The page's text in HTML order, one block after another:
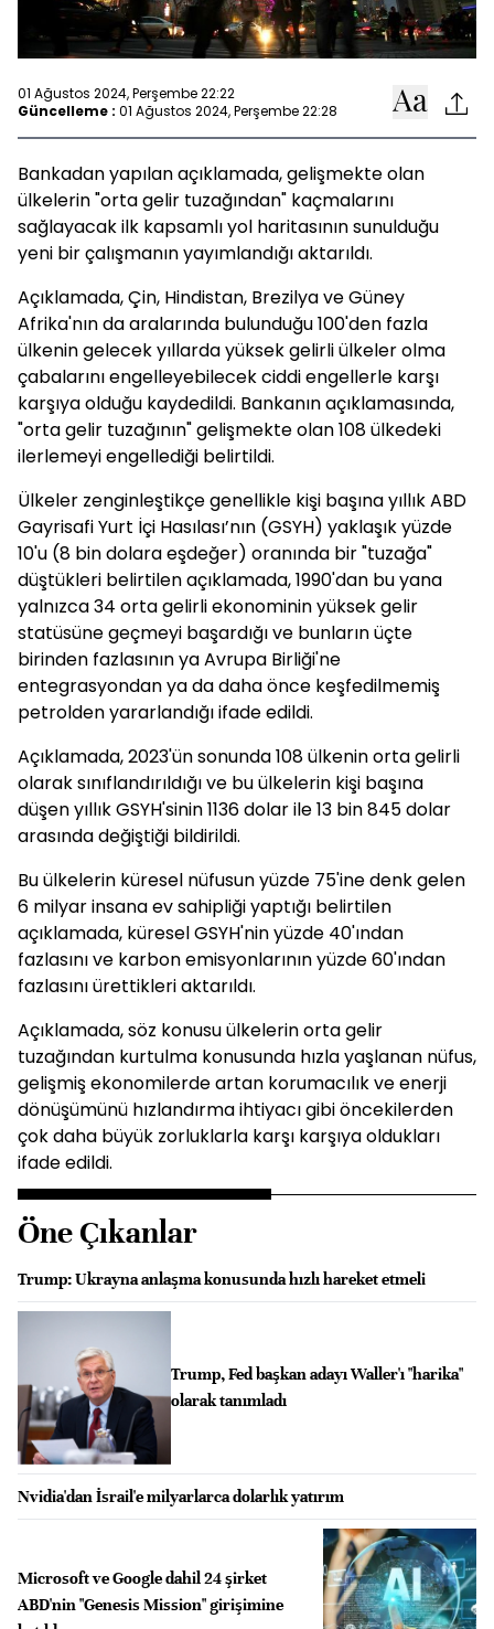
01 Ağustos 2024, Perşembe 22:22
Güncelleme : 01 Ağustos 2024, Perşembe 22:28
Bankadan yapılan açıklamada, gelişmekte olan
ülkelerin "orta gelir tuzağından" kaçmalarını
sağlayacak ilk kapsamlı yol haritasının sunulduğu
yeni bir çalışmanın yayımlandığı aktarıldı.
Açıklamada, Çin, Hindistan, Brezilya ve Güney
Afrika'nın da aralarında bulunduğu 100'den fazla
ülkenin gelecek yıllarda yüksek gelirli ülkeler olma
çabalarını engelleyebilecek ciddi engellerle karşı
karşıya olduğu kaydedildi. Bankanın açıklamasında,
"orta gelir tuzağının" gelişmekte olan 108 ülkedeki
ilerlemeyi engellediği belirtildi.
Ülkeler zenginleştikçe genellikle kişi başına yıllık ABD
Gayrisafi Yurt İçi Hasılası’nın (GSYH) yaklaşık yüzde
10'u (8 bin dolara eşdeğer) oranında bir "tuzağa"
düştükleri belirtilen açıklamada, 1990'dan bu yana
yalnızca 34 orta gelirli ekonominin yüksek gelir
statüsüne geçmeyi başardığı ve bunların üçte
birinden fazlasının ya Avrupa Birliği'ne
entegrasyondan ya da daha önce keşfedilmemiş
petrolden yararlandığı ifade edildi.
Açıklamada, 2023'ün sonunda 108 ülkenin orta gelirli
olarak sınıflandırıldığı ve bu ülkelerin kişi başına
düşen yıllık GSYH'sinin 1136 dolar ile 13 bin 845 dolar
arasında değiştiği bildirildi.
Bu ülkelerin küresel nüfusun yüzde 75'ine denk gelen
6 milyar insana ev sahipliği yaptığı belirtilen
açıklamada, küresel GSYH'nin yüzde 40'ından
fazlasını ve karbon emisyonlarının yüzde 60'ından
fazlasını ürettikleri aktarıldı.
Açıklamada, söz konusu ülkelerin orta gelir
tuzağından kurtulma konusunda hızla yaşlanan nüfus,
gelişmiş ekonomilerde artan korumacılık ve enerji
dönüşümünü hızlandırma ihtiyacı gibi öncekilerden
çok daha büyük zorluklarla karşı karşıya oldukları
ifade edildi.
Öne Çıkanlar
Trump: Ukrayna anlaşma konusunda hızlı hareket etmeli
Trump, Fed başkan adayı Waller'ı "harika"
olarak tanımladı
Nvidia'dan İsrail'e milyarlarca dolarlık yatırım
Microsoft ve Google dahil 24 şirket
ABD'nin "Genesis Mission" girişimine